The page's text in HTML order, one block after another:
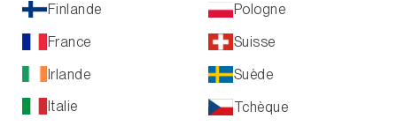
Finlande
France
Irlande
Italie
Pologne
Suisse
Suède
Tchèque